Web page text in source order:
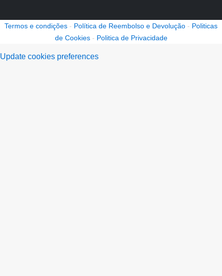
Termos e condições - Política de Reembolso e Devolução - Politicas
de Cookies- Politica de Privacidade
Update cookies preferences